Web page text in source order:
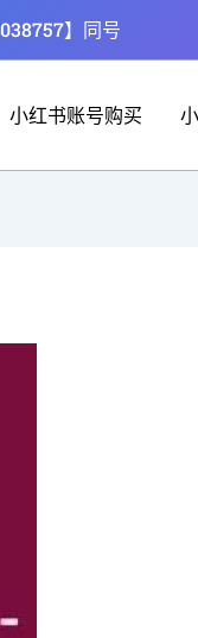
】同号
小红书账号购买